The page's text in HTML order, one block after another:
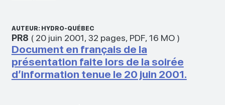
AUTEUR: HYDRO-QUÉBEC
PR8 ( 20 juin 2001, 32 pages, PDF, 16 MO)
Document en français de la
présentation faite lors de la soirée
d’information tenue le 20 juin 2001.